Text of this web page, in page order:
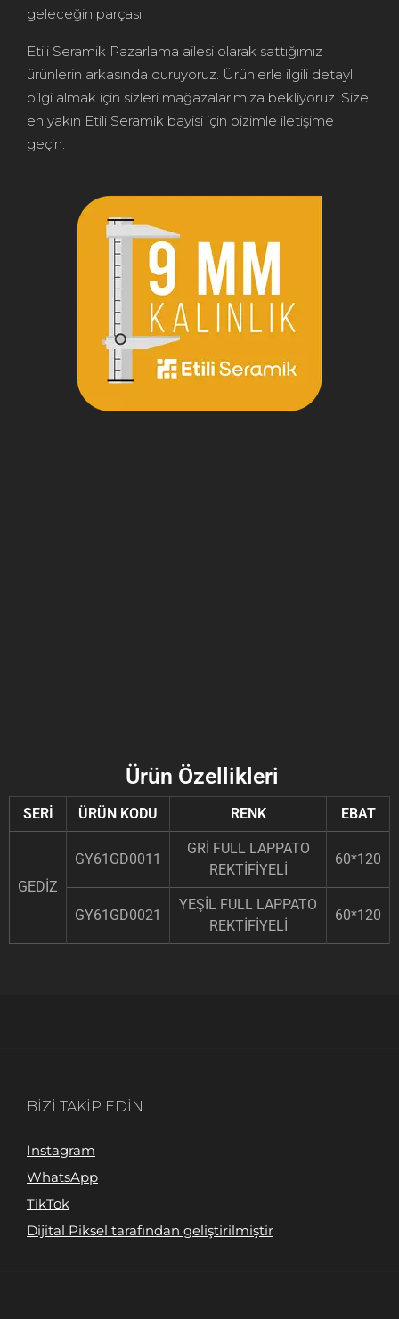
geleceğin parçası.
Etili Seramik Pazarlama ailesi olarak sattığımız
ürünlerin arkasında duruyoruz. Ürünlerle ilgili detaylı
bilgi almak için sizleri mağazalarımıza bekliyoruz. Size
en yakın Etili Seramik bayisi için bizimle iletişime
geçin.
Ürün Özellikleri
SERİ ÜRÜN KODU RENK EBAT
GEDİZ
GY61GD0011
GRİ FULL LAPPATO
REKTİFİYELİ
60*120
GY61GD0021
YEŞİL FULL LAPPATO
REKTİFİYELİ
60*120
BIZI TAKIP EDIN
Instagram
WhatsApp
TikTok
Dijital Piksel tarafından geliştirilmiştir